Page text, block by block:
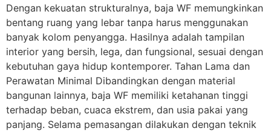
Dengan kekuatan strukturalnya, baja WF memungkinkan
bentang ruang yang lebar tanpa harus menggunakan
banyak kolom penyangga. Hasilnya adalah tampilan
interior yang bersih, lega, dan fungsional, sesuai dengan
kebutuhan gaya hidup kontemporer. Tahan Lama dan
Perawatan Minimal Dibandingkan dengan material
bangunan lainnya, baja WF memiliki ketahanan tinggi
terhadap beban, cuaca ekstrem, dan usia pakai yang
panjang. Selama pemasangan dilakukan dengan teknik